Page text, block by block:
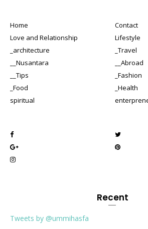
Home
Contact
Love and Relationship
Lifestyle
_architecture
_Travel
__Nusantara
__Abroad
__Tips
_Fashion
_Food
_Health
spiritual
Recent
Tweets by @ummihasfa